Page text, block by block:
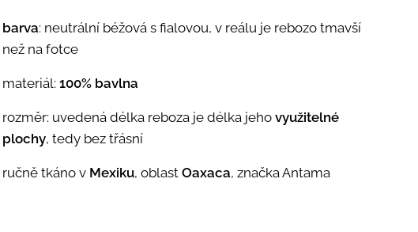
barva: neutrální béžová s fialovou, v reálu je rebozo tmavší
než na fotce
materiál:100% bavlna
rozměr: uvedená délka reboza je délka jehovyužitelné
plochy, tedy bez třásní
ručně tkáno v Mexiku, oblastOaxaca, značka Antama